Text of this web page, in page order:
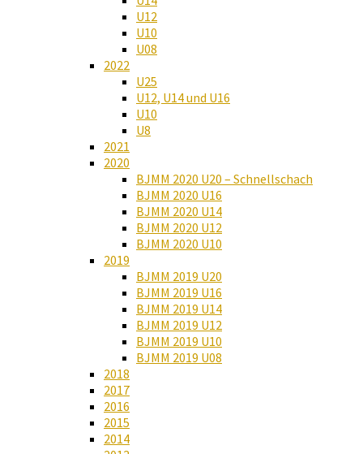
U12
U10
U08
2022
U25
U12, U14 und U16
U10
U8
2021
2020
BJMM 2020 U20 – Schnellschach
BJMM 2020 U16
BJMM 2020 U14
BJMM 2020 U12
BJMM 2020 U10
2019
BJMM 2019 U20
BJMM 2019 U16
BJMM 2019 U14
BJMM 2019 U12
BJMM 2019 U10
BJMM 2019 U08
2018
2017
2016
2015
2014